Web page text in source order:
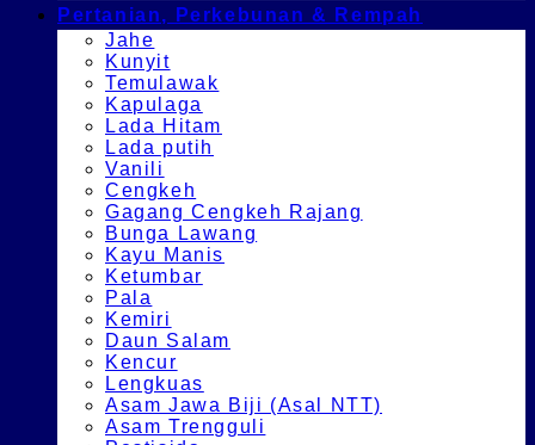
Pertanian, Perkebunan & Rempah
Jahe
Kunyit
Temulawak
Kapulaga
Lada Hitam
Lada putih
Vanili
Cengkeh
Gagang Cengkeh Rajang
Bunga Lawang
Kayu Manis
Ketumbar
Pala
Kemiri
Daun Salam
Kencur
Lengkuas
Asam Jawa Biji (Asal NTT)
Asam Trengguli